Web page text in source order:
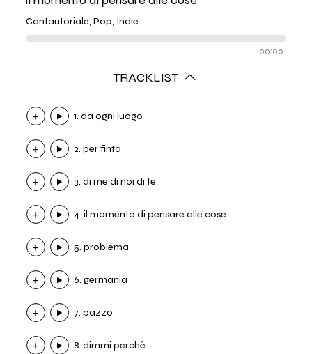
Cantautoriale, Pop, Indie
00:00
TRACKLIST
1. da ogni luogo
2. per finta
3. di me di noi di te
4. il momento di pensare alle cose
5. problema
6. germania
7. pazzo
8. dimmi perchè